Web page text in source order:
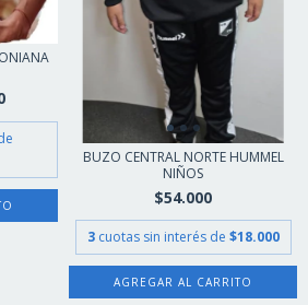
BUZO CENTRAL NORTE HUMMEL
NIÑOS
$54.000
3 cuotas sin interés de $18.000
AGREGAR AL CARRITO